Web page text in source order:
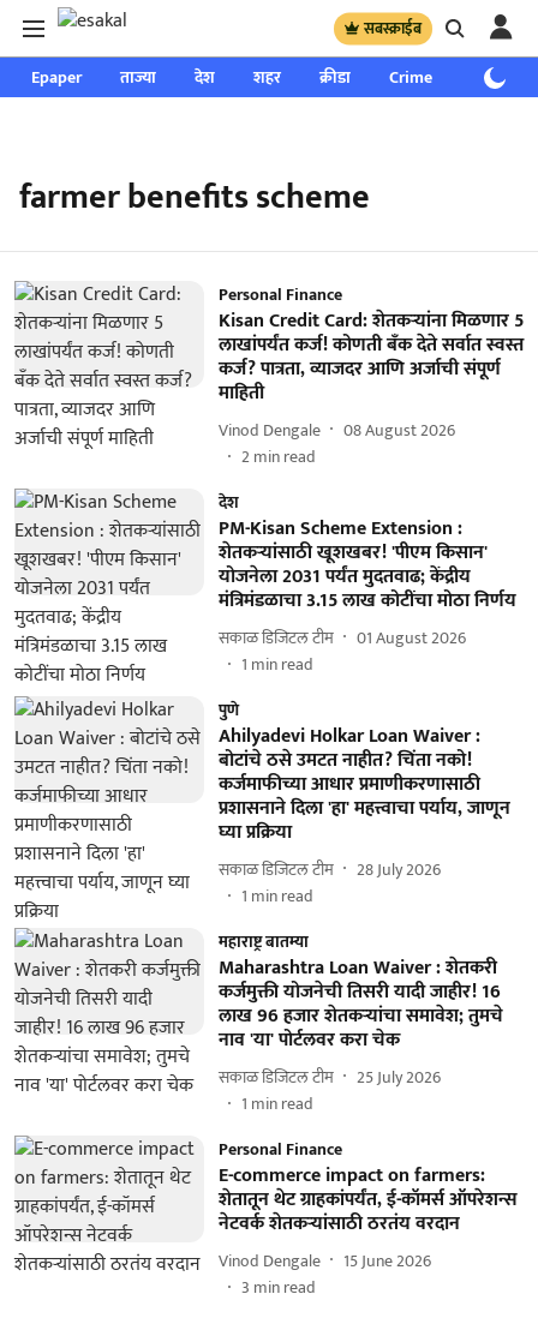
सबस्क्राईब
Epaper ताज्या देश शहर क्रीडा Crime साप्ताहिक
farmer benefits scheme
Personal Finance
Kisan Credit Card: शेतकऱ्यांना मिळणार 5
लाखांपर्यंत कर्ज! कोणती बँक देते सर्वात स्वस्त
कर्ज? पात्रता, व्याजदर आणि अर्जाची संपूर्ण
माहिती
Vinod Dengale
08 August 2026
2min read
देश
PM-Kisan Scheme Extension :
शेतकऱ्यांसाठी खूशखबर! 'पीएम किसान'
योजनेला 2031 पर्यंत मुदतवाढ; केंद्रीय
मंत्रिमंडळाचा 3.15 लाख कोटींचा मोठा निर्णय
सकाळ डिजिटल टीम
01 August 2026
1 min read
पुणे
Ahilyadevi Holkar Loan Waiver :
बोटांचे ठसे उमटत नाहीत? चिंता नको!
कर्जमाफीच्या आधार प्रमाणीकरणासाठी
प्रशासनाने दिला 'हा' महत्त्वाचा पर्याय, जाणून
घ्या प्रक्रिया
सकाळ डिजिटल टीम
28 July 2026
1 min read
महाराष्ट्र बातम्या
Maharashtra Loan Waiver : शेतकरी
कर्जमुक्ती योजनेची तिसरी यादी जाहीर! 16
लाख 96 हजार शेतकऱ्यांचा समावेश; तुमचे
नाव 'या' पोर्टलवर करा चेक
सकाळ डिजिटल टीम
25 July 2026
1 min read
Personal Finance
E-commerce impact on farmers:
शेतातून थेट ग्राहकांपर्यंत, ई-कॉमर्स ऑपरेशन्स
नेटवर्क शेतकऱ्यांसाठी ठरतंय वरदान
Vinod Dengale
15 June 2026
3 min read